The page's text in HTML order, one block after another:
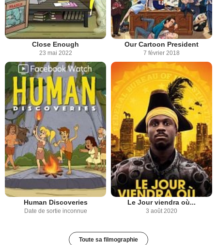
Close Enough
23 mai 2022
Our Cartoon President
7 février 2018
Human Discoveries
Date de sortie inconnue
Le Jour viendra où...
3 août 2020
Toute sa filmographie